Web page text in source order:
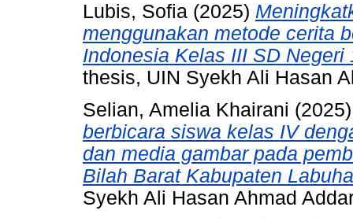
Lubis, Sofia (2025)
menggunakan metode cerita
Indonesia Kelas III SD Negeri
thesis, UIN Syekh Ali Hasan
Selian, Amelia Khairani
berbicara siswa kelas IV
dan media gambar pada
Bilah Barat Kabupaten
Syekh Ali Hasan Ahmad